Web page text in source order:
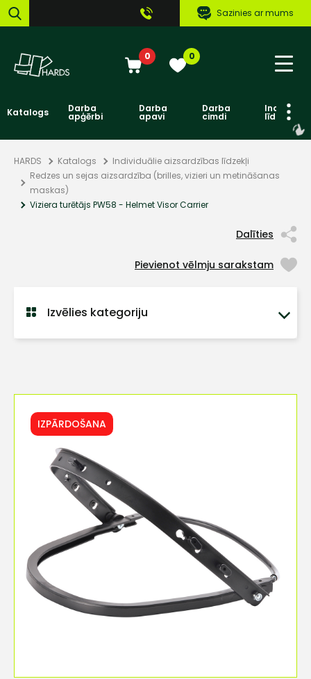
Sazinies ar mums
0 0
Katalogs Darba
apģērbi
Darba
apavi
Darba
cimdi līdzekļi
HARDS Katalogs
Individuālie aizsardzības līdzekļi
Redzes un sejas aizsardzība (brilles, vizieri un metināšanas
maskas)
Viziera turētājs PW58 - Helmet Visor Carrier
Dalīties
Pievienot vēlmju sarakstam
Izvēlies kategoriju
IZPĀRDOŠANA